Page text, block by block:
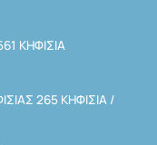
ΚΗΦΙΣΙΑ
265 ΚΗΦΙΣΙΑ /